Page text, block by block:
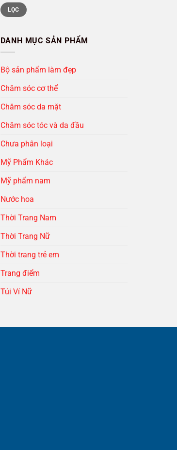
Giá
tối
thiểu
Giá
tối
đa
LỌC
DANH MỤC SẢN PHẨM
Bộ sản phẩm làm đẹp
Chăm sóc cơ thể
Chăm sóc da mặt
Chăm sóc tóc và da đầu
Chưa phân loại
Mỹ Phẩm Khác
Mỹ phẩm nam
Nước hoa
Thời Trang Nam
Thời Trang Nữ
Thời trang trẻ em
Trang điểm
Túi Ví Nữ